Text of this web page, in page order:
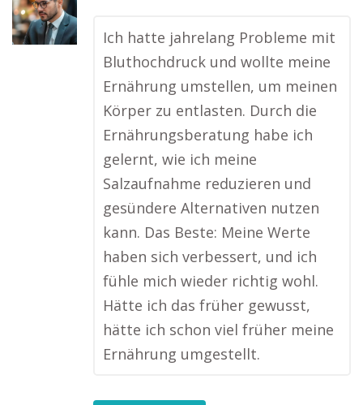
Ich hatte jahrelang Probleme mit
Bluthochdruck und wollte meine
Ernährung umstellen, um meinen
Körper zu entlasten. Durch die
Ernährungsberatung habe ich
gelernt, wie ich meine
Salzaufnahme reduzieren und
gesündere Alternativen nutzen
kann. Das Beste: Meine Werte
haben sich verbessert, und ich
fühle mich wieder richtig wohl.
Hätte ich das früher gewusst,
hätte ich schon viel früher meine
Ernährung umgestellt.